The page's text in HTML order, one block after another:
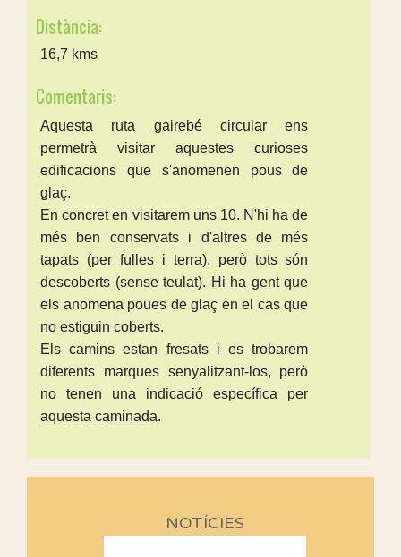
Distància:
16,7 kms
Comentaris:
Aquesta ruta gairebé circular ens
permetrà visitar aquestes curioses
edificacions que s'anomenen pous de
glaç.
En concret en visitarem uns 10. N'hi ha de
més ben conservats i d'altres de més
tapats (per fulles i terra), però tots són
descoberts (sense teulat). Hi ha gent que
els anomena poues de glaç en el cas que
no estiguin coberts.
Els camins estan fresats i es trobarem
diferents marques senyalitzant-los, però
no tenen una indicació específica per
aquesta caminada.
NOTÍCIES